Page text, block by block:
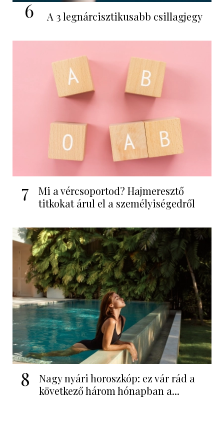
6 A 3 legnárcisztikusabb csillagjegy
7
Mi a vércsoportod? Hajmeresztő
titkokat árul el a személyiségedről
8
Nagy nyári horoszkóp: ez vár rád a
következő három hónapban a...